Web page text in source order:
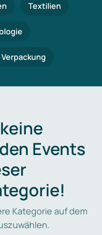
Textilien
Verpackung
Events
Kategorie auf dem